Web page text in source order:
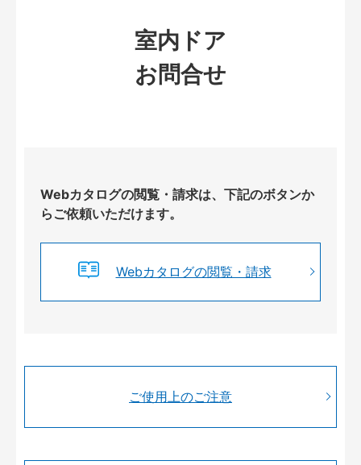
室内ドア
お問合せ
Webカタログの閲覧・請求は、下記のボタンか
らご依頼いただけます。
Webカタログの閲覧・請求
ご使用上のご注意